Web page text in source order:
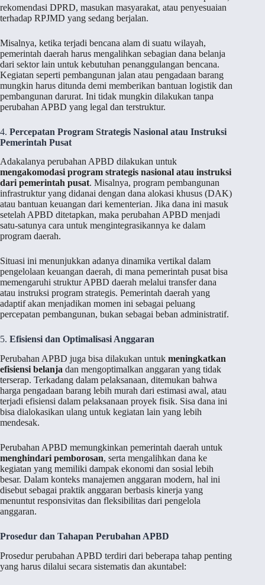
rekomendasi DPRD, masukan masyarakat, atau penyesuaian
terhadap RPJMD yang sedang berjalan.
Misalnya, ketika terjadi bencana alam di suatu wilayah,
pemerintah daerah harus mengalihkan sebagian dana belanja
dari sektor lain untuk kebutuhan penanggulangan bencana.
Kegiatan seperti pembangunan jalan atau pengadaan barang
mungkin harus ditunda demi memberikan bantuan logistik dan
pembangunan darurat. Ini tidak mungkin dilakukan tanpa
perubahan APBD yang legal dan terstruktur.
4. Percepatan Program Strategis Nasional atau Instruksi
Pemerintah Pusat
Adakalanya perubahan APBD dilakukan untuk
mengakomodasi program strategis nasional atau instruksi
dari pemerintah pusat. Misalnya, program pembangunan
infrastruktur yang didanai dengan dana alokasi khusus (DAK)
atau bantuan keuangan dari kementerian. Jika dana ini masuk
setelah APBD ditetapkan, maka perubahan APBD menjadi
satu-satunya cara untuk mengintegrasikannya ke dalam
program daerah.
Situasi ini menunjukkan adanya dinamika vertikal dalam
pengelolaan keuangan daerah, di mana pemerintah pusat bisa
memengaruhi struktur APBD daerah melalui transfer dana
atau instruksi program strategis. Pemerintah daerah yang
adaptif akan menjadikan momen ini sebagai peluang
percepatan pembangunan, bukan sebagai beban administratif.
5. Efisiensi dan Optimalisasi Anggaran
Perubahan APBD juga bisa dilakukan untuk meningkatkan
efisiensi belanja dan mengoptimalkan anggaran yang tidak
terserap. Terkadang dalam pelaksanaan, ditemukan bahwa
harga pengadaan barang lebih murah dari estimasi awal, atau
terjadi efisiensi dalam pelaksanaan proyek fisik. Sisa dana ini
bisa dialokasikan ulang untuk kegiatan lain yang lebih
mendesak.
Perubahan APBD memungkinkan pemerintah daerah untuk
menghindari pemborosan, serta mengalihkan dana ke
kegiatan yang memiliki dampak ekonomi dan sosial lebih
besar. Dalam konteks manajemen anggaran modern, hal ini
disebut sebagai praktik anggaran berbasis kinerja yang
menuntut responsivitas dan fleksibilitas dari pengelola
anggaran.
Prosedur dan Tahapan Perubahan APBD
Prosedur perubahan APBD terdiri dari beberapa tahap penting
yang harus dilalui secara sistematis dan akuntabel: